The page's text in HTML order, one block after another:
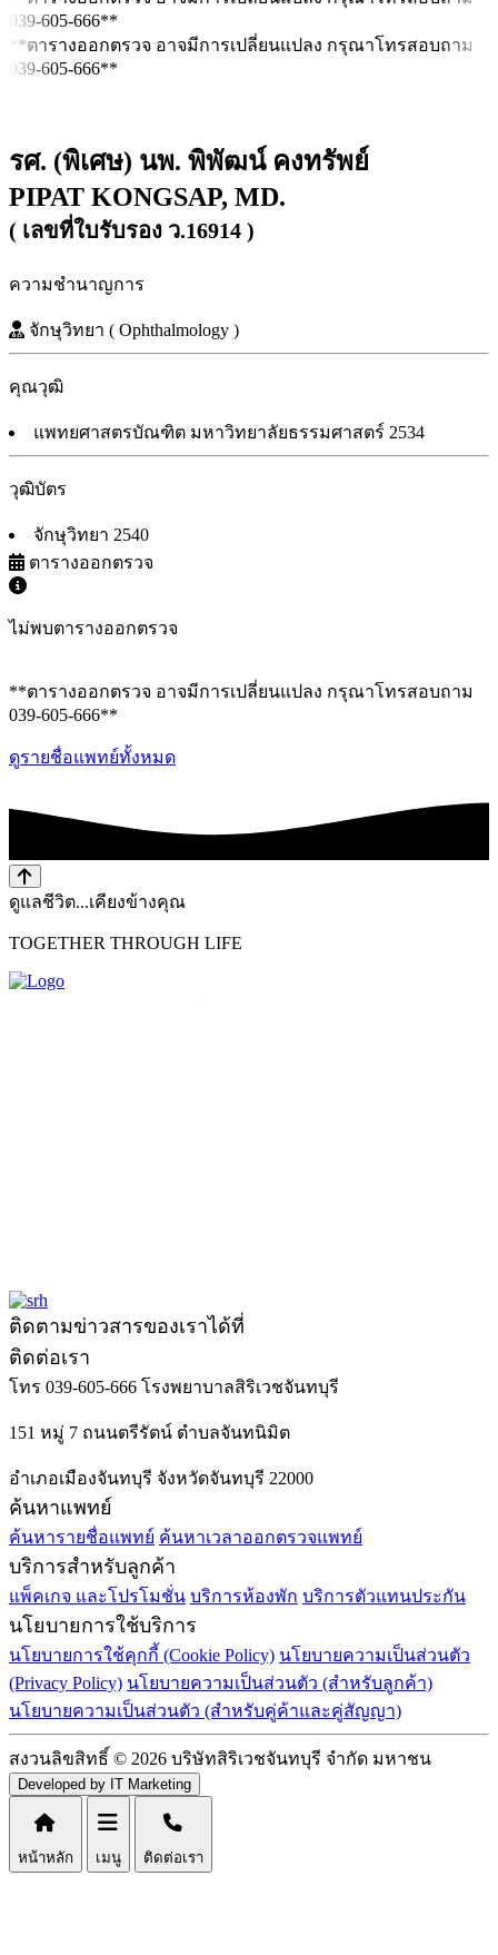
039-605-666**
**ตารางออกตรวจ อาจมีการเปลี่ยนแปลง กรุณาโทรสอบถาม
039-605-666**
รศ. (พิเศษ) นพ. พิพัฒน์ คงทรัพย์
PIPAT KONGSAP, MD.
( เลขที่ใบรับรอง ว.16914 )
ความชำนาญการ
จักษุวิทยา ( Ophthalmology )
คุณวุฒิ
แพทยศาสตรบัณฑิต มหาวิทยาลัยธรรมศาสตร์ 2534
วุฒิบัตร
จักษุวิทยา 2540
ตารางออกตรวจ
ไม่พบตารางออกตรวจ
**ตารางออกตรวจ อาจมีการเปลี่ยนแปลง กรุณาโทรสอบถาม
039-605-666**
ดูรายชื่อแพทย์ทั้งหมด
ดูแลชีวิต...เคียงข้างคุณ
TOGETHER THROUGH LIFE
ติดตามข่าวสารของเราได้ที่
ติดต่อเรา
โทร 039-605-666 โรงพยาบาลสิริเวชจันทบุรี
151 หมู่ 7 ถนนตรีรัตน์ ตำบลจันทนิมิต
อำเภอเมืองจันทบุรี จังหวัดจันทบุรี 22000
ค้นหาแพทย์
ค้นหารายชื่อแพทย์ ค้นหาเวลาออกตรวจแพทย์
บริการสำหรับลูกค้า
แพ็คเกจ และโปรโมชั่น บริการห้องพัก บริการตัวแทนประกัน
นโยบายการใช้บริการ
นโยบายการใช้คุกกี้ (Cookie Policy) นโยบายความเป็นส่วนตัว
(Privacy Policy) นโยบายความเป็นส่วนตัว (สำหรับลูกค้า)
นโยบายความเป็นส่วนตัว (สำหรับคู่ค้าและคู่สัญญา)
สงวนลิขสิทธิ์ © 2026 บริษัทสิริเวชจันทบุรี จำกัด มหาชน
Developed by IT Marketing
หน้าหลัก เมนู ติดต่อเรา